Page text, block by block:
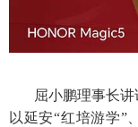
屈小鹏理事长
以延安“红培游学”